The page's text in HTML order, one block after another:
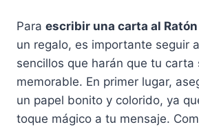
Para escribir una carta al Ratón
un regalo, es importante seguir
sencillos que harán que tu carta
memorable. En primer lugar,
un papel bonito y colorido, ya
toque mágico a tu mensaje.